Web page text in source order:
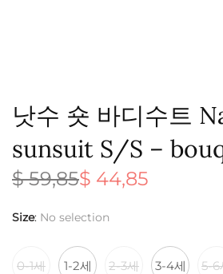
낫수 숏 바디수트
sunsuit S/S –
$59,85
원래 가
격:
$ 44,85
현재 가
격:
Size: No selection
0-1세 1-2세 2-3세 3-4세 5-6